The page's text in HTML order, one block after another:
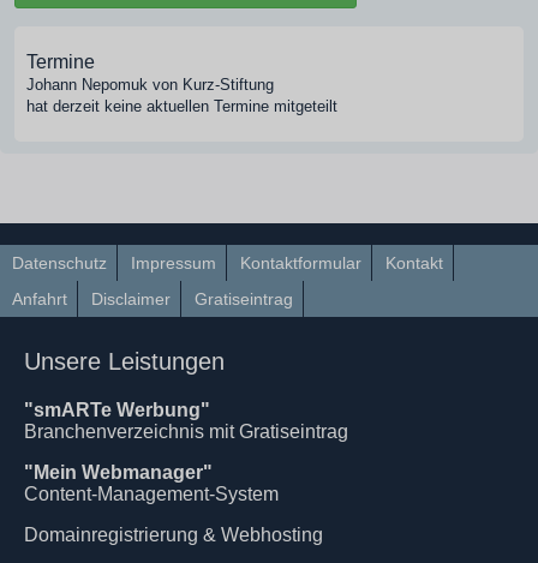
Termine
Johann Nepomuk von Kurz-Stiftung
hat derzeit keine aktuellen Termine mitgeteilt
Datenschutz Impressum Kontaktformular
Kontakt
Anfahrt
Disclaimer Gratiseintrag
Unsere Leistungen
"smARTe Werbung"
Branchenverzeichnis mit Gratiseintrag
"Mein Webmanager"
Content-Management-System
Domainregistrierung & Webhosting